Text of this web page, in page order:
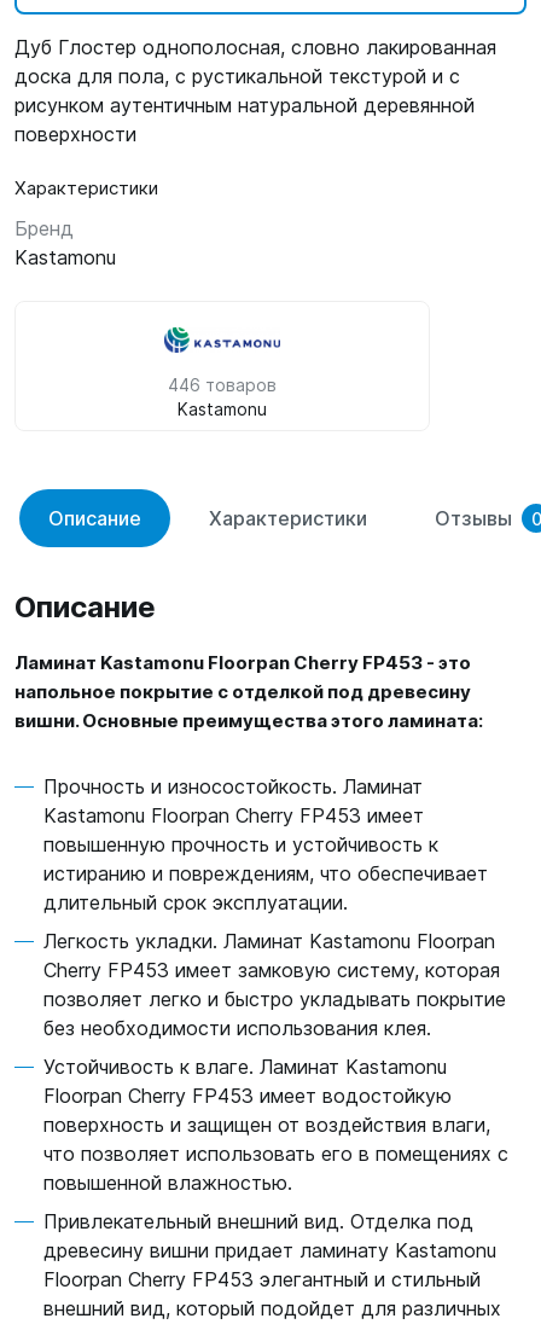
Дуб Глостер однополосная, словно лакированная
доска для пола, с рустикальной текстурой и с
рисунком аутентичным натуральной деревянной
поверхности
Характеристики
Бренд
Kastamonu
446 товаров
Kastamonu
Описание Характеристики Отзывы 0
Описание
Ламинат Kastamonu Floorpan Cherry FP453 - это
напольное покрытие с отделкой под древесину
вишни. Основные преимущества этого ламината:
Прочность и износостойкость. Ламинат
Kastamonu Floorpan Cherry FP453 имеет
повышенную прочность и устойчивость к
истиранию и повреждениям, что обеспечивает
длительный срок эксплуатации.
Легкость укладки. Ламинат Kastamonu Floorpan
Cherry FP453 имеет замковую систему, которая
позволяет легко и быстро укладывать покрытие
без необходимости использования клея.
Устойчивость к влаге. Ламинат Kastamonu
Floorpan Cherry FP453 имеет водостойкую
поверхность и защищен от воздействия влаги,
что позволяет использовать его в помещениях с
повышенной влажностью.
Привлекательный внешний вид. Отделка под
древесину вишни придает ламинату Kastamonu
Floorpan Cherry FP453 элегантный и стильный
внешний вид, который подойдет для различных